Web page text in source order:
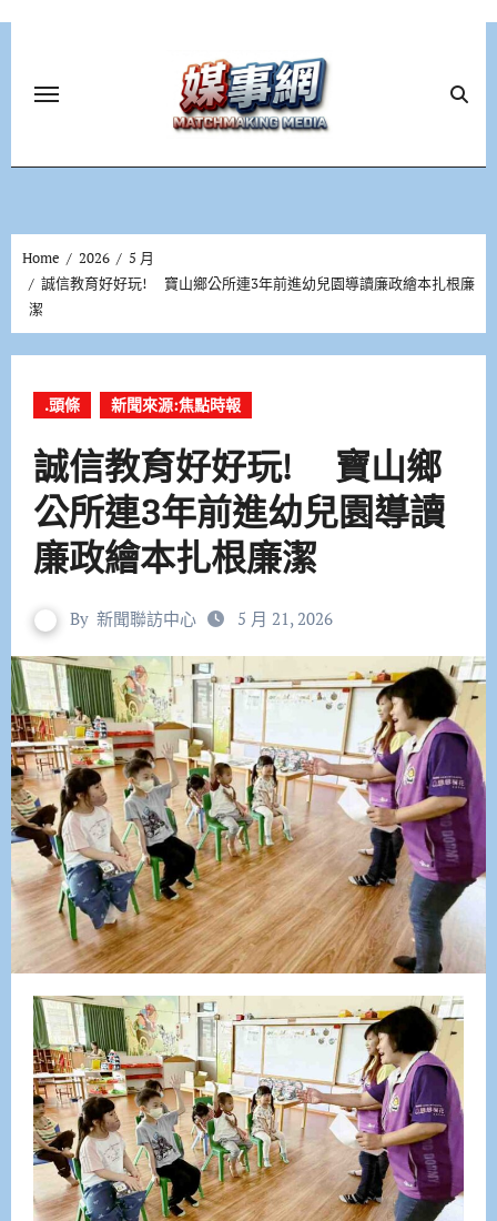
Home 2026
5 月
誠信教育好好玩! 寶山鄉公所連3年前進幼兒園導讀廉政繪本扎根廉
潔
.頭條 新聞來源:焦點時報
誠信教育好好玩! 寶山鄉
公所連3年前進幼兒園導讀
廉政繪本扎根廉潔
By 新聞聯訪中心 5 月 21, 2026